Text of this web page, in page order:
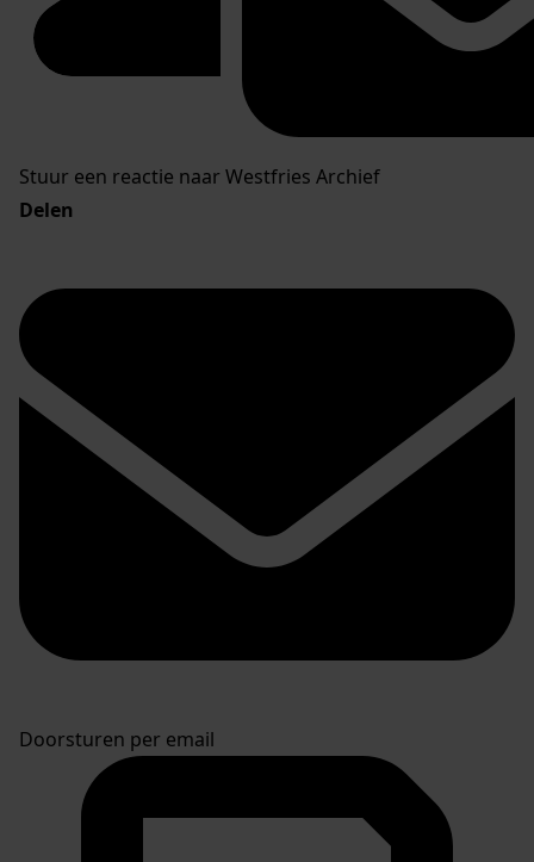
Stuur een reactie naar Westfries Archief
Delen
Doorsturen per email